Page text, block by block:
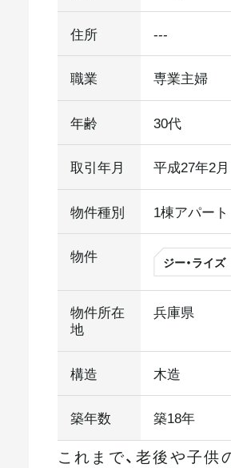
住所 ---
職業 専業主婦
年齢 30代
取引年月 平成27年2月
物件種別 1棟アパート
物件 ジー・ライズ
物件所在
地
兵庫県
構造 木造
築年数 築18年
これまで、老後や子供